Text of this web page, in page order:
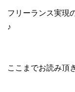
フリーランス実現
♪
ここまでお読み頂